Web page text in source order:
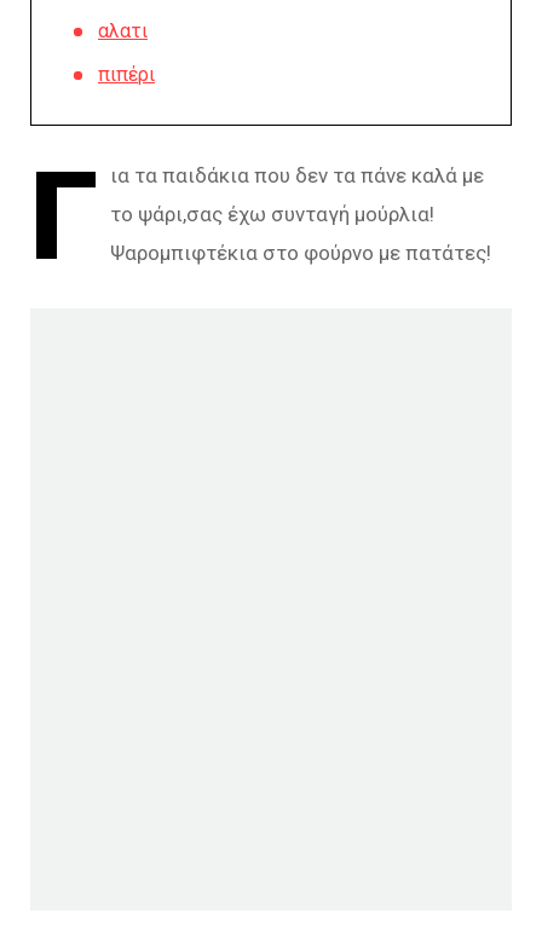
αλατι
πιπέρι
Γ
ια τα παιδάκια που δεν τα πάνε καλά με
το ψάρι,σας έχω συνταγή μούρλια!
Ψαρομπιφτέκια στο φούρνο με πατάτες!